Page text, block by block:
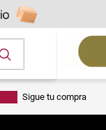
Sigue tu compra